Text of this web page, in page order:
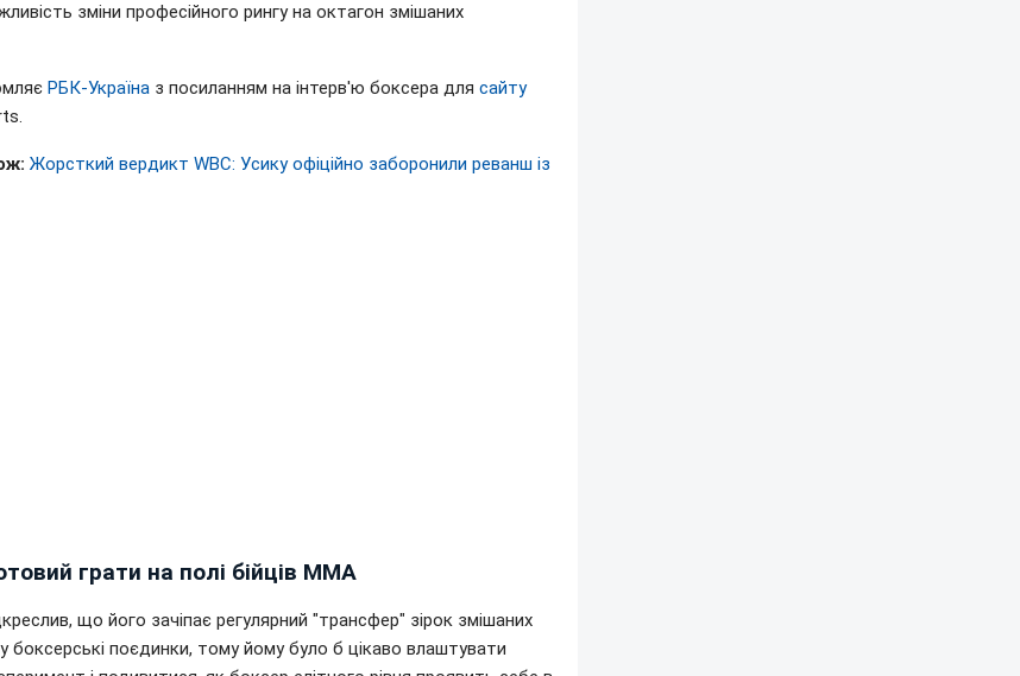
зміни професійного рингу на октагон змішаних
РБК-Україна з посиланням на інтерв'ю боксера для сайту
Жорсткий вердикт WBC: Усику офіційно заборонили реванш із
грати на полі бійців ММА
що його зачіпає регулярний "трансфер" зірок змішаних
боксерські поєдинки, тому йому було б цікаво влаштувати